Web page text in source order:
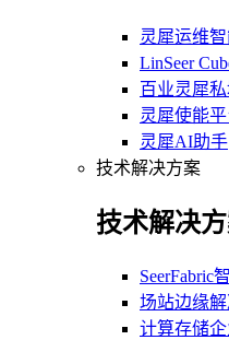
灵犀运维
LinSeer
百业灵犀
灵犀使能
灵犀AI助手
技术解决方案
技术解决
SeerFabric
场站边缘
计算存储